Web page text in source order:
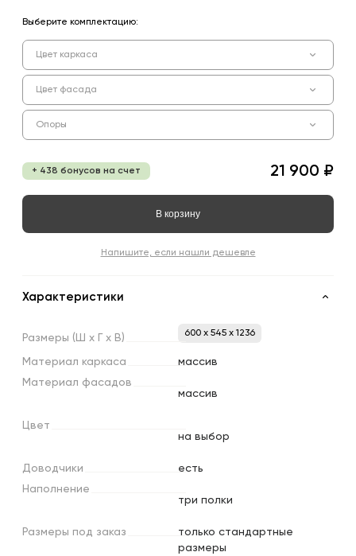
Выберите комплектацию:
Цвет каркаса
Цвет фасада
Опоры
+ 438 бонусов на счет 21 900 ₽
В корзину
Напишите, если нашли дешевле
Характеристики
Размеры (Ш х х В) 600 x 545 x 1236
Материал каркаса
массив
Материал фасадов
массив
Цвет
на выбор
Доводчики
есть
Наполнение
три полки
Размеры под заказ
только стандартные
размеры